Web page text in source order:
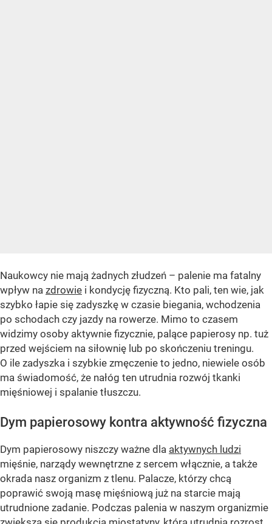
Naukowcy nie mają żadnych złudzeń – palenie ma fatalny
wpływ na zdrowie i kondycję fizyczną. Kto pali, ten wie, jak
szybko łapie się zadyszkę w czasie biegania, wchodzenia
po schodach czy jazdy na rowerze. Mimo to czasem
widzimy osoby aktywnie fizycznie, palące papierosy np. tuż
przed wejściem na siłownię lub po skończeniu treningu.
O ile zadyszka i szybkie zmęczenie to jedno, niewiele osób
ma świadomość, że nałóg ten utrudnia rozwój tkanki
mięśniowej i spalanie tłuszczu.
Dym papierosowy kontra aktywność fizyczna
Dym papierosowy niszczy ważne dla aktywnych ludzi
mięśnie, narządy wewnętrzne z sercem włącznie, a także
okrada nasz organizm z tlenu. Palacze, którzy chcą
poprawić swoją masę mięśniową już na starcie mają
utrudnione zadanie. Podczas palenia w naszym organizmie